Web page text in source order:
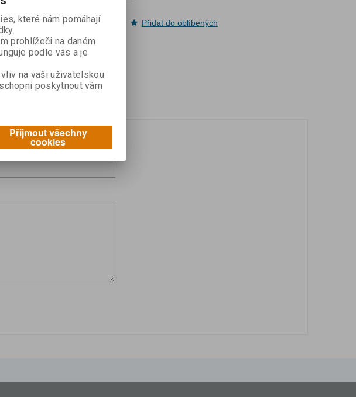
Koupit Přidat do oblíbených
které nám pomáhají
prohlížeči na daném
podle vás a je
na vaši uživatelskou
poskytnout vám
Přijmout všechny
cookies